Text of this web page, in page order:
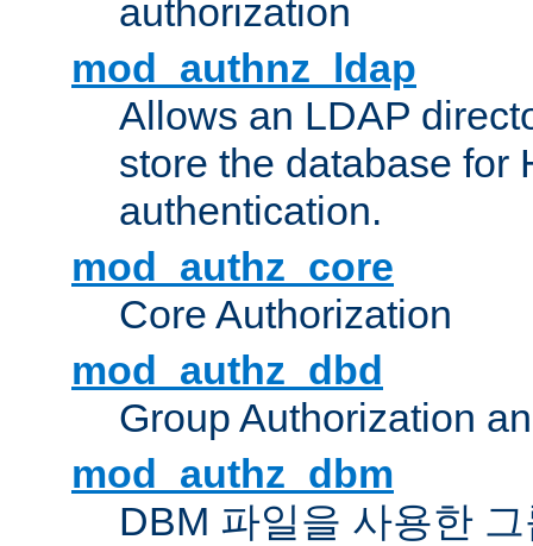
authorization
mod_authnz_ldap
Allows an LDAP
store the database for
authentication.
mod_authz_core
Core Authorization
mod_authz_dbd
Group Authorization
mod_authz_dbm
DBM 파일을 사용한